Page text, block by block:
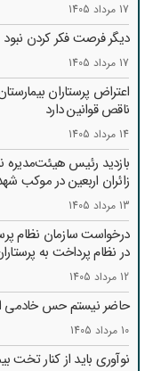
17 مرداد 1405
دیگر فرصت فکر کردن نبود
17 مرداد 1405
اعتراض پرستاران
ناقص قوانین دارد
14 مرداد 1405
بازدید رئیس هیئت‌مدیره
زائران اربعین در موکب
13 مرداد 1405
درخواست سازمان نظام
در نظام پرداخت به
12 مرداد 1405
حاضر نیستم حس خادمی
10 مرداد 1405
نوآوری باید از کنار تخت